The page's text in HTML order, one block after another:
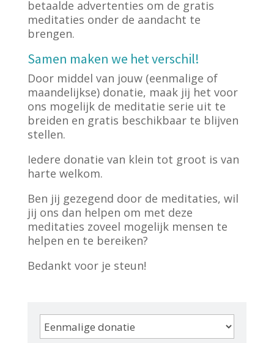
betaalde advertenties om de gratis
meditaties onder de aandacht te
brengen.
Samen maken we het verschil!
Door middel van jouw (eenmalige of
maandelijkse) donatie, maak jij het voor
ons mogelijk de meditatie serie uit te
breiden en gratis beschikbaar te blijven
stellen.
Iedere donatie van klein tot groot is van
harte welkom.
Ben jij gezegend door de meditaties, wil
jij ons dan helpen om met deze
meditaties zoveel mogelijk mensen te
helpen en te bereiken?
Bedankt voor je steun!